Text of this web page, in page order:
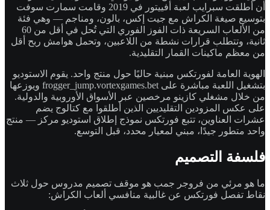
أن أطلقت سبرايب لعبة أفييتور في 2019 وقامت سمارت سوفت
بتوسيع صيغة الكراش مع جيت إكس، بالون، ومناجم — وهي فئة
من الألعاب السريعة ذات الفوز الفوري التي تُحل في أقل من 60
ثانية، وتتطلب قرارات نشطة من اللاعبين، وتحمل هوامش ربح أقل
من معظم ماكينات القمار التقليدية.
الهوية العامة لفورتكس مبنية حاليًا حول منتج واحد. يقوم الاستوديو
بتشغيل اللعبة مباشرة على frogger_jump.vortexgames.bet ويوزعها
من خلال مشغلي كازينو مرخصين عبر الأسواق الأوروبية والدولية.
على عكس المزودين التقليديين الذين أطلقوا مع كتالوج يضم
عشرات العناوين، تتبع فورتكس نموذج إطلاق استوديو مركز — منتج
واحد متطور جيدًا، مبني لمعيار محدد، قبل التوسع.
فلسفة التصميم
ما هو مرئي من فروجر جمب هو موقف تصميم مدروس حول ثلاث
نقاط تفصل فورتكس عن غالبية منافسي ألعاب الكراش: